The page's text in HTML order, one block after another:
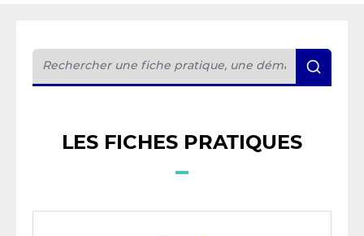
LES FICHES PRATIQUES